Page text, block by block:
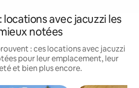
locations avec jacuzzi les
notées
: ces locations avec jacuzzi
pour leur emplacement, leur
et bien plus encore.